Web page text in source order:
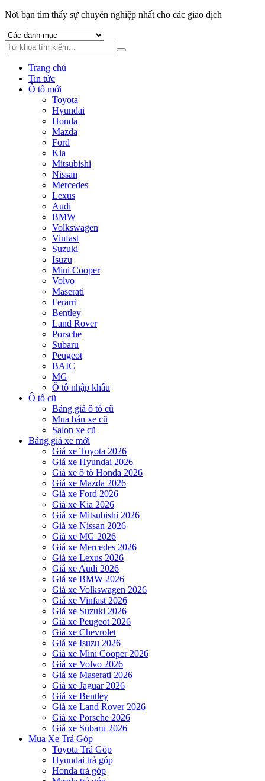
Nơi bạn tìm thấy sự chuyên nghiệp nhất cho các giao dịch
Trang chủ
Tin tức
Ô tô mới
Toyota
Hyundai
Honda
Mazda
Ford
Kia
Mitsubishi
Nissan
Mercedes
Lexus
Audi
BMW
Volkswagen
Vinfast
Suzuki
Isuzu
Mini Cooper
Volvo
Maserati
Ferarri
Bentley
Land Rover
Porsche
Subaru
Peugeot
BAIC
MG
Ô tô nhập khẩu
Ô tô cũ
Bảng giá ô tô cũ
Mua bán xe cũ
Salon xe cũ
Bảng giá xe mới
Giá xe Toyota 2026
Giá xe Hyundai 2026
Giá xe ô tô Honda 2026
Giá xe Mazda 2026
Giá xe Ford 2026
Giá xe Kia 2026
Giá xe Mitsubishi 2026
Giá xe Nissan 2026
Giá xe MG 2026
Giá xe Mercedes 2026
Giá xe Lexus 2026
Giá xe Audi 2026
Giá xe BMW 2026
Giá xe Volkswagen 2026
Giá xe Vinfast 2026
Giá xe Suzuki 2026
Giá xe Peugeot 2026
Giá xe Chevrolet
Giá xe Isuzu 2026
Giá xe Mini Cooper 2026
Giá xe Volvo 2026
Giá xe Maserati 2026
Giá xe Jaguar 2026
Giá xe Bentley
Giá xe Land Rover 2026
Giá xe Porsche 2026
Giá xe Subaru 2026
Mua Xe Trả Góp
Toyota Trả Góp
Hyundai trả góp
Honda trả góp